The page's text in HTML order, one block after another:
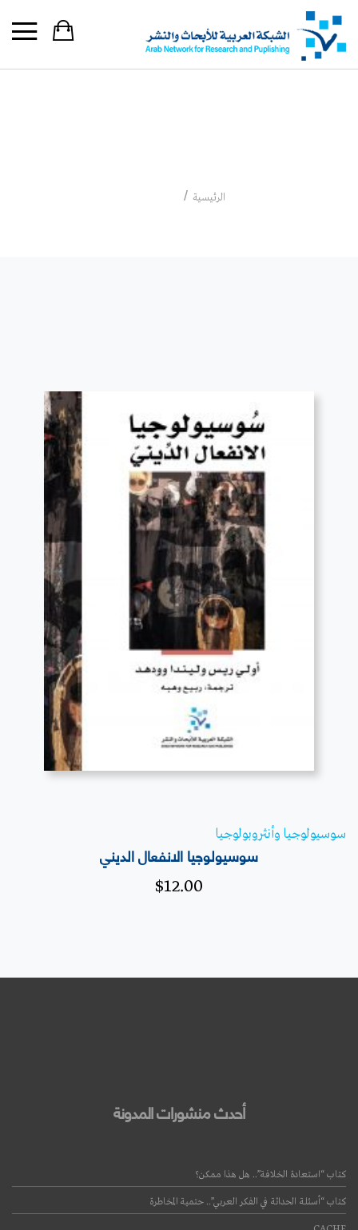
الرئيسية
سوسيولوجيا وأنثروبولوجيا
سوسيولوجيا الانفعال الديني
$12.00
أحدث منشورات المدونة
كتاب “استعادة الخلافة”.. هل هذا ممكن؟
كتاب “أسئلة الحداثة في الفكر العربي”.. حتمية المخاطرة